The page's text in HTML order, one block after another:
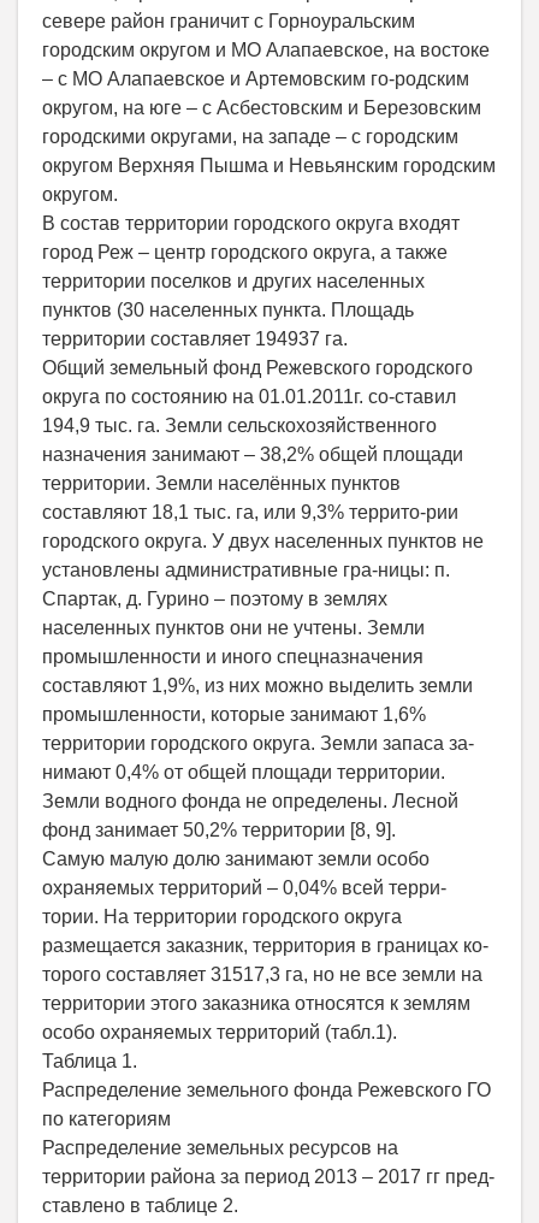
севере район граничит с Горноуральским
городским округом и МО Алапаевское, на востоке
– с МО Алапаевское и Артемовским го-родским
округом, на юге – с Асбестовским и Березовским
городскими округами, на западе – с городским
округом Верхняя Пышма и Невьянским городским
округом.
В состав территории городского округа входят
город Реж – центр городского округа, а также
территории поселков и других населенных
пунктов (30 населенных пункта. Площадь
территории составляет 194937 га.
Общий земельный фонд Режевского городского
округа по состоянию на 01.01.2011г. со-ставил
194,9 тыс. га. Земли сельскохозяйственного
назначения занимают – 38,2% общей площади
территории. Земли населённых пунктов
составляют 18,1 тыс. га, или 9,3% террито-рии
городского округа. У двух населенных пунктов не
установлены административные гра-ницы: п.
Спартак, д. Гурино – поэтому в землях
населенных пунктов они не учтены. Земли
промышленности и иного спецназначения
составляют 1,9%, из них можно выделить земли
промышленности, которые занимают 1,6%
территории городского округа. Земли запаса за-
нимают 0,4% от общей площади территории.
Земли водного фонда не определены. Лесной
фонд занимает 50,2% территории [8, 9].
Самую малую долю занимают земли особо
охраняемых территорий – 0,04% всей терри-
тории. На территории городского округа
размещается заказник, территория в границах ко-
торого составляет 31517,3 га, но не все земли на
территории этого заказника относятся к землям
особо охраняемых территорий (табл.1).
Таблица 1.
Распределение земельного фонда Режевского ГО
по категориям
Распределение земельных ресурсов на
территории района за период 2013 – 2017 гг пред-
ставлено в таблице 2.